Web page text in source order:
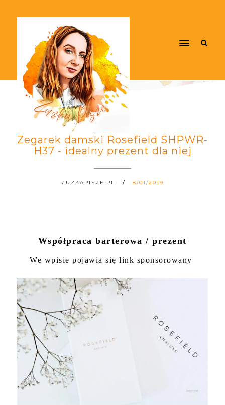
Zegarek damski Rosefield SHPWR-
H37 - idealny prezent dla niej
ZUZKAPISZE.PL 8/01/2019
Współpraca barterowa / prezent
We wpisie pojawia się link sponsorowany